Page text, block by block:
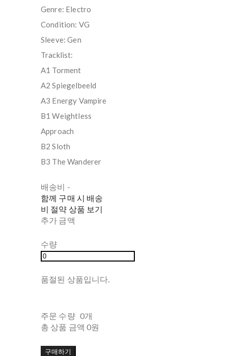
Genre: Electro
Condition: VG
Sleeve: Gen
Tracklist:
A1 Torment
A2 Spiegelbeeld
A3 Energy Vampire
B1 Weightless
Approach
B2 Sloth
B3 The Wanderer
배송비 -
함께 구매 시 배송
비 절약 상품 보기
추가 금액
수량
품절된 상품입니다.
주문 수량 0개
총 상품 금액 0원
구매하기